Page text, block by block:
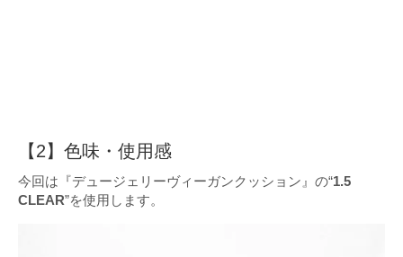
【2】色味・使用感
今回は『デュージェリーヴィーガンクッション』の“1.5
CLEAR”を使用します。